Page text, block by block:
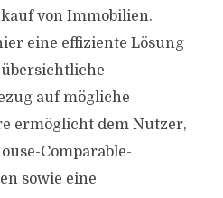
von Immobilien.
eine effiziente Lösung
auf mögliche
ermöglicht dem Nutzer,
Comparable-
sowie eine